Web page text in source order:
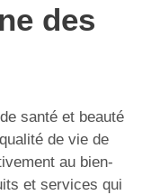
des
santé et beauté
de vie de
au bien-
et services qui